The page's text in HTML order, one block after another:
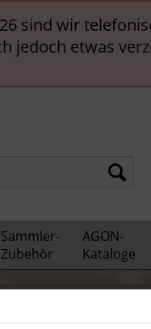
sind wir
jedoch etwas
Sammler-
Zubehör
AGON-
Kataloge